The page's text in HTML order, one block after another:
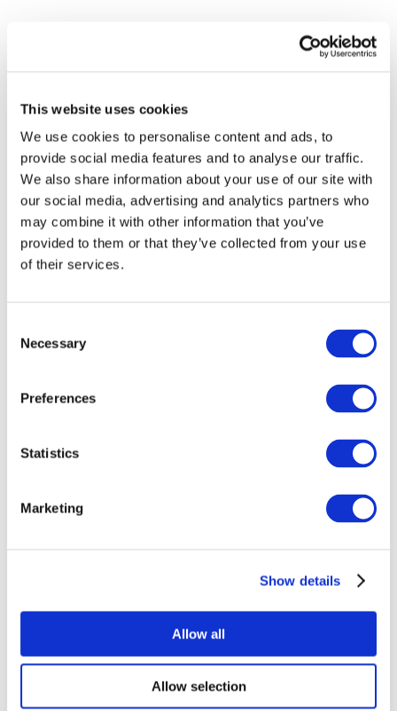
This website uses cookies
We use cookies to personalise content and ads, to
provide social media features and to analyse our traffic.
We also share information about your use of our site with
our social media, advertising and analytics partners who
may combine it with other information that you’ve
provided to them or that they’ve collected from your use
of their services.
Selection
Necessary
Preferences
Statistics
Marketing
Show details
Allow all
Allow selection
Без поджанра
Применить